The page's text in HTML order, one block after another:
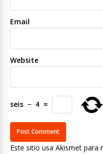
Email
Website
seis − 4 =
Este sitio usa Akismet para